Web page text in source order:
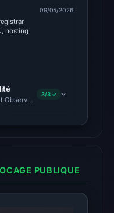
, hosting
09/05/2026
Observed Unavailable · Délai
3/3 ✓
PUBLIQUE